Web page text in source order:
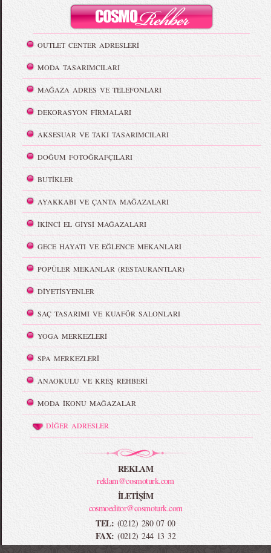
OUTLET CENTER ADRESLERİ
MODA TASARIMCILARI
MAĞAZA ADRES VE TELEFONLARI
DEKORASYON FİRMALARI
AKSESUAR VE TAKI TASARIMCILARI
DOĞUM FOTOĞRAFÇILARI
BUTİKLER
AYAKKABI VE ÇANTA MAĞAZALARI
İKİNCİ EL GİYSİ MAĞAZALARI
GECE HAYATI VE EĞLENCE MEKANLARI
POPÜLER MEKANLAR (RESTAURANTLAR)
DİYETİSYENLER
SAÇ TASARIMI VE KUAFÖR SALONLARI
YOGA MERKEZLERİ
SPA MERKEZLERİ
ANAOKULU VE KREŞ REHBERİ
MODA İKONU MAĞAZALAR
DİĞER ADRESLER
REKLAM
reklam@cosmoturk.com
İLETİŞİM
cosmoeditor@cosmoturk.com
TEL: (0212) 280 07 00
FAX: (0212) 244 13 32